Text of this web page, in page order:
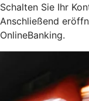
Schalten Sie Ihr
Anschließend
OnlineBanking.